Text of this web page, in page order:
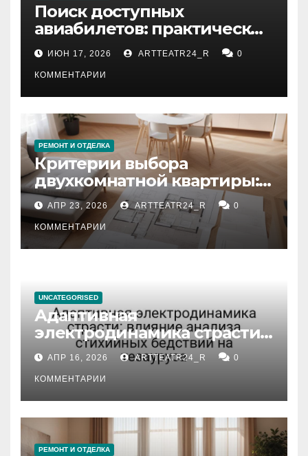
Поиск доступных
авиабилетов: практические
рекомендации
ИЮН 17, 2026 ARTTEATR24_R 0
КОММЕНТАРИИ
РЕМОНТ И ОТДЕЛКА
Критерии выбора
двухкомнатной квартиры:
планировка, площадь,
состояние и документация
АПР 23, 2026 ARTTEATR24_R 0
КОММЕНТАРИИ
UNCATEGORISED
Адаптивная
электродинамика страсти:
влияние анализа
стихийных бедствий на
тезауруса
АПР 16, 2026 ARTTEATR24_R 0
КОММЕНТАРИИ
РЕМОНТ И ОТДЕЛКА